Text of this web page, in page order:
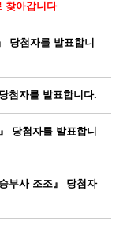
찾아갑니다
당첨자를 발표합니
첨자를 발표합니다.
당첨자를 발표합니
부사 조조』 당첨자